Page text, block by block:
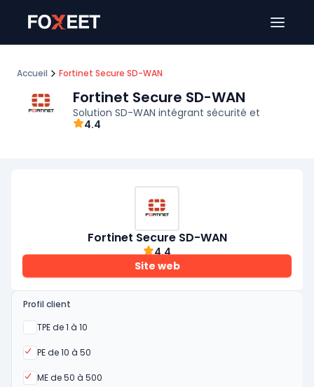
Accueil Fortinet Secure SD-WAN
Fortinet Secure SD-WAN
Solution SD-WAN intégrant sécurité et
4.4
Fortinet Secure SD-WAN
4.4
Site web
Profil client
TPE de 1 à 10
Oui
PE de 10 à 50
Oui
ME de 50 à 500
Oui